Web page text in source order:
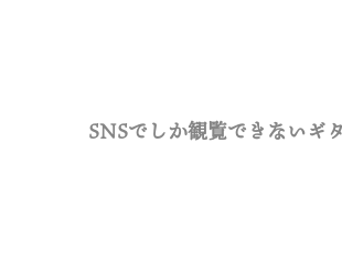
SNSでしか観覧できないギ